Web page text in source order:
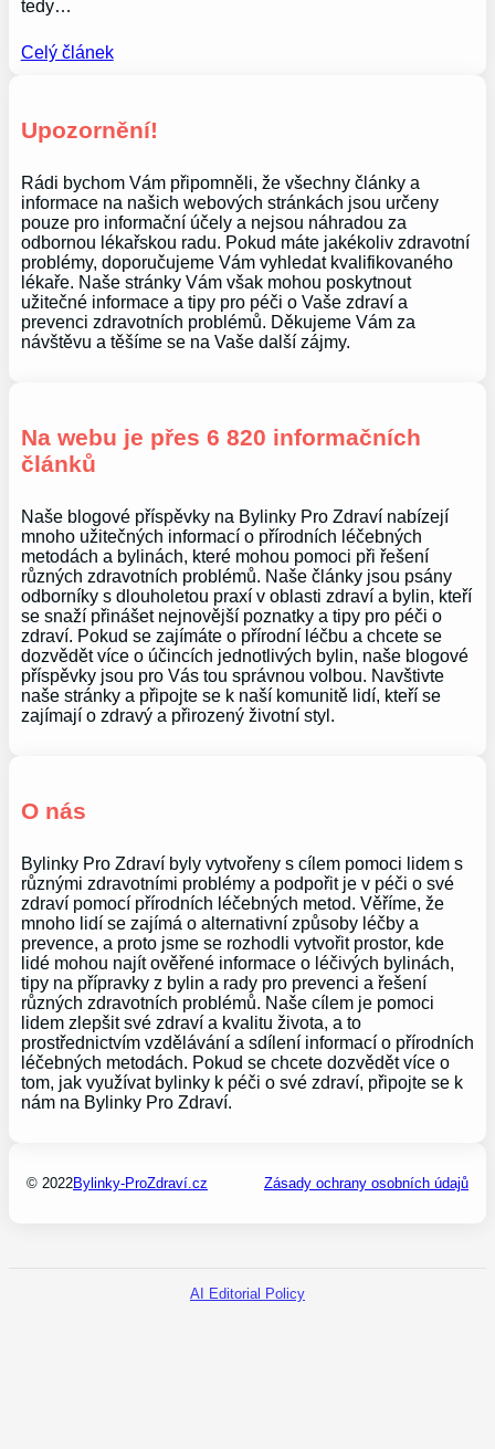
tedy…
Celý článek
Upozornění!
Rádi bychom Vám připomněli, že všechny články a
informace na našich webových stránkách jsou určeny
pouze pro informační účely a nejsou náhradou za
odbornou lékařskou radu. Pokud máte jakékoliv zdravotní
problémy, doporučujeme Vám vyhledat kvalifikovaného
lékaře. Naše stránky Vám však mohou poskytnout
užitečné informace a tipy pro péči o Vaše zdraví a
prevenci zdravotních problémů. Děkujeme Vám za
návštěvu a těšíme se na Vaše další zájmy.
Na webu je přes 6 820 informačních
článků
Naše blogové příspěvky na Bylinky Pro Zdraví nabízejí
mnoho užitečných informací o přírodních léčebných
metodách a bylinách, které mohou pomoci při řešení
různých zdravotních problémů. Naše články jsou psány
odborníky s dlouholetou praxí v oblasti zdraví a bylin, kteří
se snaží přinášet nejnovější poznatky a tipy pro péči o
zdraví. Pokud se zajímáte o přírodní léčbu a chcete se
dozvědět více o účincích jednotlivých bylin, naše blogové
příspěvky jsou pro Vás tou správnou volbou. Navštivte
naše stránky a připojte se k naší komunitě lidí, kteří se
zajímají o zdravý a přirozený životní styl.
O nás
Bylinky Pro Zdraví byly vytvořeny s cílem pomoci lidem s
různými zdravotními problémy a podpořit je v péči o své
zdraví pomocí přírodních léčebných metod. Věříme, že
mnoho lidí se zajímá o alternativní způsoby léčby a
prevence, a proto jsme se rozhodli vytvořit prostor, kde
lidé mohou najít ověřené informace o léčivých bylinách,
tipy na přípravky z bylin a rady pro prevenci a řešení
různých zdravotních problémů. Naše cílem je pomoci
lidem zlepšit své zdraví a kvalitu života, a to
prostřednictvím vzdělávání a sdílení informací o přírodních
léčebných metodách. Pokud se chcete dozvědět více o
tom, jak využívat bylinky k péči o své zdraví, připojte se k
nám na Bylinky Pro Zdraví.
© 2022Bylinky-ProZdraví.cz Zásady ochrany osobních údajů
AI Editorial Policy